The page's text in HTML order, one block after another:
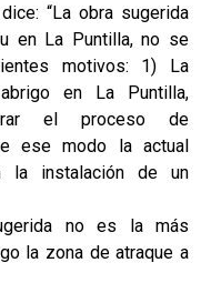
“La obra sugerida
en La Puntilla, no se
motivos: 1) La
en La Puntilla,
el proceso de
ese modo la actual
la instalación de un
no es la más
la zona de atraque a